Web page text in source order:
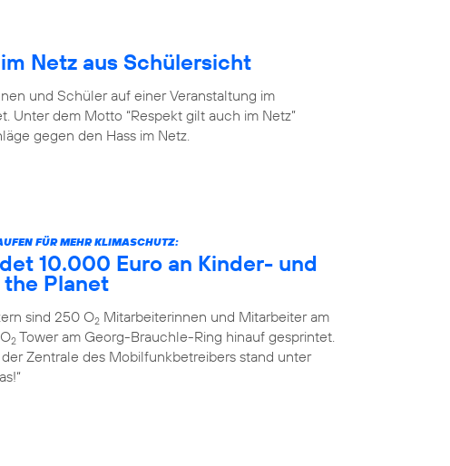
Netz aus Schülersicht
und Schüler auf einer Veranstaltung im
Unter dem Motto “Respekt gilt auch im Netz”
gegen den Hass im Netz.
FÜR MEHR KLIMASCHUTZ:
10.000 Euro an Kinder- und
Planet
sind 250 O2 Mitarbeiterinnen und Mitarbeiter am
2 Tower am Georg-Brauchle-Ring hinauf gesprintet.
Zentrale des Mobilfunkbetreibers stand unter